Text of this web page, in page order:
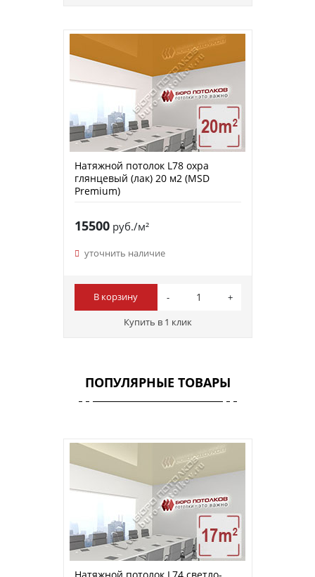
Натяжной потолок L78 охра
глянцевый (лак) 20 м2 (MSD
Premium)
15500руб./м²
уточнить наличие
В корзину
Купить в 1 клик
ПОПУЛЯРНЫЕ ТОВАРЫ